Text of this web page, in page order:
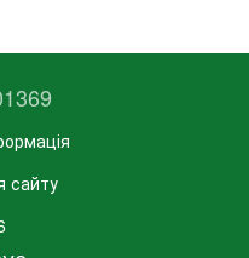
сайту